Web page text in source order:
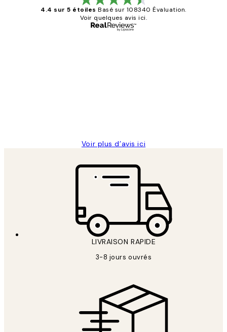
4.4 sur 5 étoiles Basé sur 108340 Évaluation.
Voir quelques avis ici.
Voir plus d’avis ici
LIVRAISON RAPIDE
3-8 jours ouvrés